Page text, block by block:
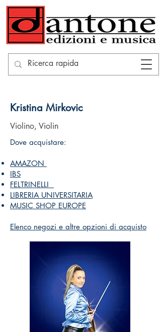
Kristina Mirkovic
Violino, Violin
Dove acquistare:
AMAZON
IBS
FELTRINELLI
LIBRERIA UNIVERSITARIA
MUSIC SHOP EUROPE
Elenco negozi e altre opzioni di acquisto